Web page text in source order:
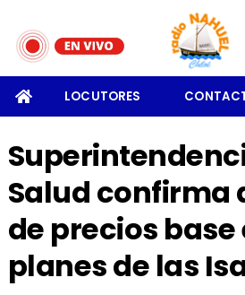
LOCUTORES
Salud confirma
de precios base
planes de las